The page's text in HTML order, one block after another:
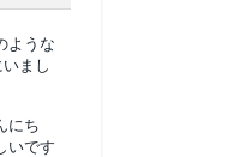
ような
まし
にち
いです